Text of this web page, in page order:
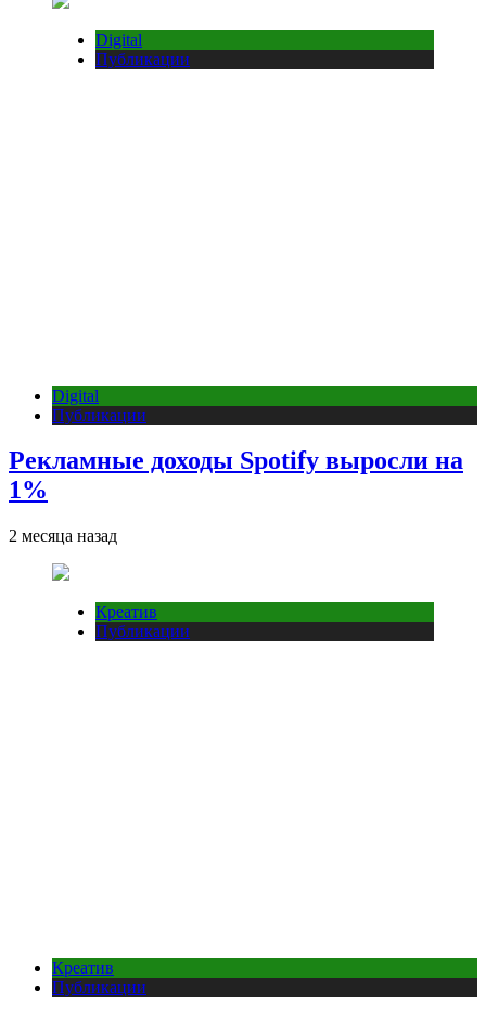
Digital
Публикации
Digital
Публикации
Рекламные доходы Spotify выросли на
1%
2 месяца назад
Креатив
Публикации
Креатив
Публикации